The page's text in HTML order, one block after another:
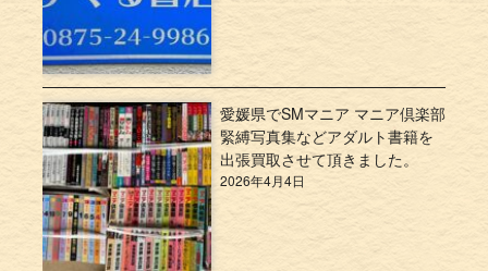
愛媛県でSMマニア マニア倶楽部
緊縛写真集などアダルト書籍を
出張買取させて頂きました。
2026年4月4日